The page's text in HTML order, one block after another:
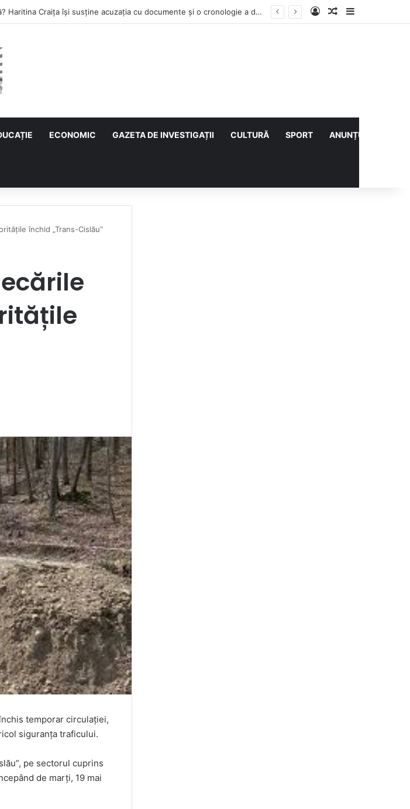
Contractul Climatic continuă prin Compania de Apă? Haritina Craița își susține acuzația cu documente și o cronologie a deciziilor Log InArticol aleatoriu
Sidebar
ECONOMIC GAZETA DE INVESTIGAȚII CULTURĂ SPORT ANUNȚURI
închid „Trans-Cislău”
temporar circulației,
siguranța traficului.
pe sectorul cuprins
de marți, 19 mai